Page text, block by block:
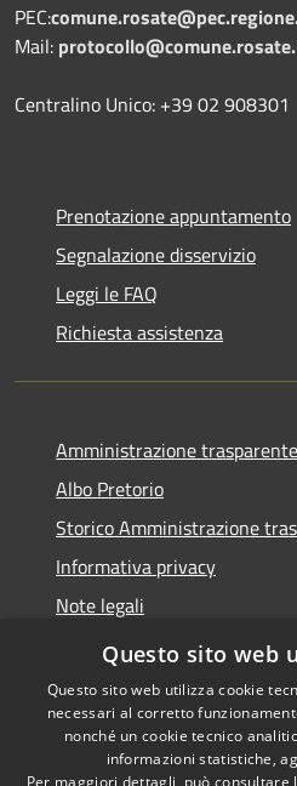
PEC:
Mail:
Centralino Unico: +39 02 908301
Prenotazione appuntamento
Segnalazione disservizio
Leggi le FAQ
Richiesta assistenza
Amministrazione trasparente
Albo Pretorio
Storico Amministrazione
Informativa privacy
Note legali
Dichiarazione di accessibilità
Questo sito web
Questo sito web utilizza cookie
necessari al corretto
nonché un cookie tecnico
informazioni statistiche,
Per maggiori dettagli, può consultare